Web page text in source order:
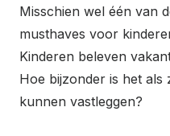
Misschien wel één van
musthaves voor
Kinderen beleven
Hoe bijzonder is het als
kunnen vastleggen?